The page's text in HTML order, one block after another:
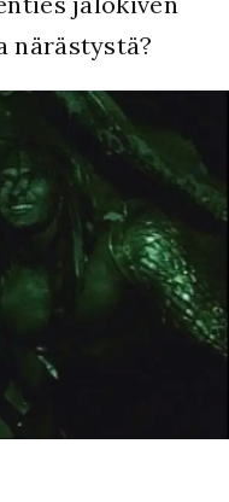
närästystä?